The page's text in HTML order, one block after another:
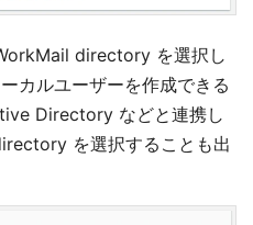
directory を選択し
カルユーザーを作成できる
Directory などと連携し
を選択することも出